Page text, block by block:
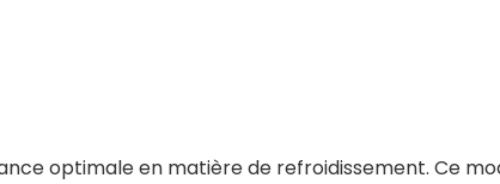
optimale en matière de refroidissement. Ce